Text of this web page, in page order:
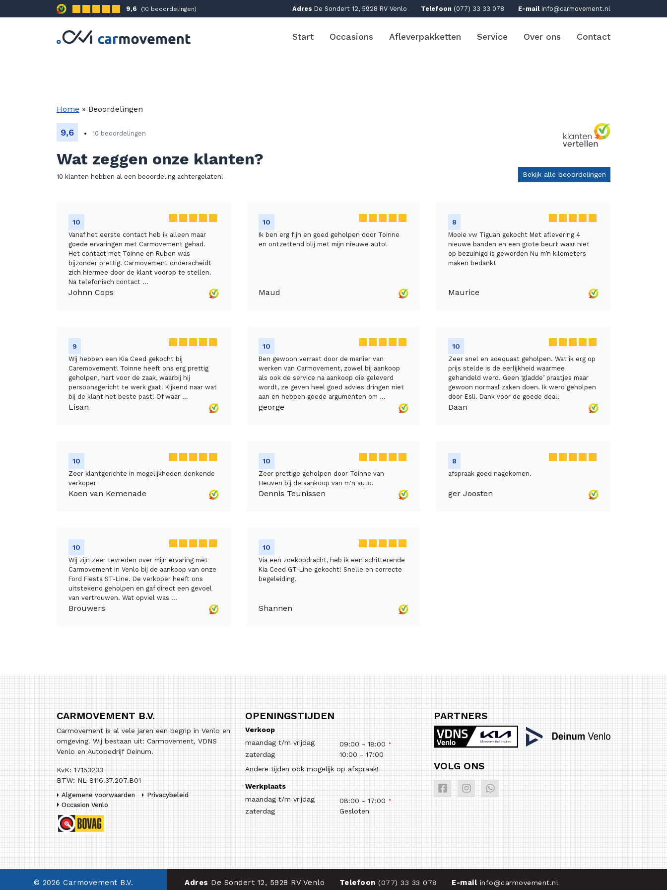
9,6 (10 beoordelingen) Adres De Sondert 12, 5928 RV Venlo Telefoon (077) 33 33 078 E-mail info@carmovement.nl
Start Occasions Afleverpakketten Service Over ons Contact
Home » Beoordelingen
9,6 10 beoordelingen
Wat zeggen onze klanten?
10 klanten hebben al een beoordeling achtergelaten! Bekijk alle beoordelingen
10
Vanaf het eerste contact heb ik alleen maar
goede ervaringen met Carmovement gehad.
Het contact met Toinne en Ruben was
bijzonder prettig. Carmovement onderscheidt
zich hiermee door de klant voorop te stellen.
Na telefonisch contact ...
Johnn Cops
10
Ik ben erg fijn en goed geholpen door Toinne
en ontzettend blij met mijn nieuwe auto!
Maud
8
Mooie vw Tiguan gekocht Met aflevering 4
nieuwe banden en een grote beurt waar niet
op bezuinigd is geworden Nu m’n kilometers
maken bedankt
Maurice
9
Wij hebben een Kia Ceed gekocht bij
Caremovement! Toinne heeft ons erg prettig
geholpen, hart voor de zaak, waarbij hij
persoonsgericht te werk gaat! Kijkend naar wat
bij de klant het beste past! Of waar ...
Lisan
10
Ben gewoon verrast door de manier van
werken van Carmovement, zowel bij aankoop
als ook de service na aankoop die geleverd
wordt, ze geven heel goed advies dringen niet
aan en hebben goede argumenten om ...
george
10
Zeer snel en adequaat geholpen. Wat ik erg op
prijs stelde is de eerlijkheid waarmee
gehandeld werd. Geen ‘gladde’ praatjes maar
gewoon normaal zaken doen. Ik werd geholpen
door Esli. Dank voor de goede deal!
Daan
10
Zeer klantgerichte in mogelijkheden denkende
verkoper
Koen van Kemenade
10
Zeer prettige geholpen door Toinne van
Heuven bij de aankoop van m'n auto.
Dennis Teunissen
8
afspraak goed nagekomen.
ger Joosten
10
Wij zijn zeer tevreden over mijn ervaring met
Carmovement in Venlo bij de aankoop van onze
Ford Fiesta ST-Line. De verkoper heeft ons
uitstekend geholpen en gaf direct een gevoel
van vertrouwen. Wat opviel was ...
Brouwers
10
Via een zoekopdracht, heb ik een schitterende
Kia Ceed GT-Line gekocht! Snelle en correcte
begeleiding.
Shannen
CARMOVEMENT B.V.
Carmovement is al vele jaren een begrip in Venlo en
omgeving. Wij bestaan uit: Carmovement, VDNS
Venlo en Autobedrijf Deinum.
KvK: 17153233
BTW: NL 8116.37.207.B01
Algemene voorwaarden
Privacybeleid
Occasion Venlo
OPENINGSTIJDEN
Verkoop
maandag t/m vrijdag
09:00 - 18:00
zaterdag
10:00- 17:00
Andere tijden ook mogelijk op afspraak!
Werkplaats
maandag t/m vrijdag
08:00-17:00
zaterdag
Gesloten
PARTNERS
VOLG ONS
© 2026 Carmovement B.V. Adres De Sondert 12, 5928 RV Venlo Telefoon (077) 33 33 078 E-mail info@carmovement.nl